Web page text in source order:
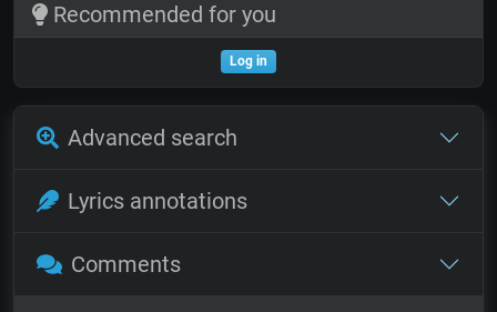
Recommended for you
Log in
Advanced search
Lyrics annotations
Comments